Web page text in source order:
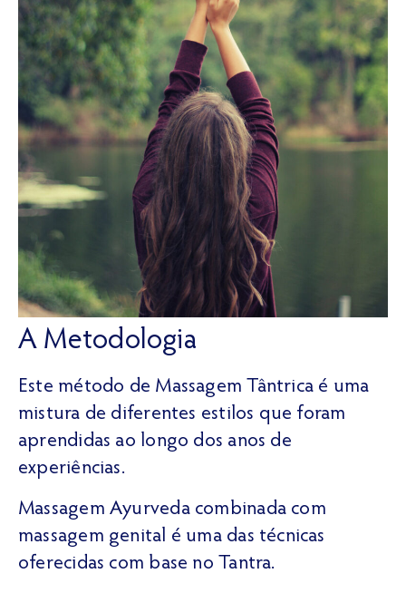
A Metodologia
Este método de Massagem Tântrica é uma
mistura de diferentes estilos que foram
aprendidas ao longo dos anos de
experiências.
Massagem Ayurveda combinada com
massagem genital é uma das técnicas
oferecidas com base no Tantra.